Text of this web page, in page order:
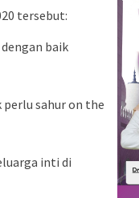
tersebut:
baik
perlu sahur on the
inti di